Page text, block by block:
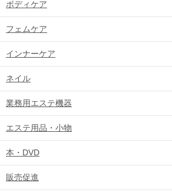
ボディケア
フェムケア
インナーケア
ネイル
業務用エステ機器
エステ用品・小物
本・DVD
販売促進